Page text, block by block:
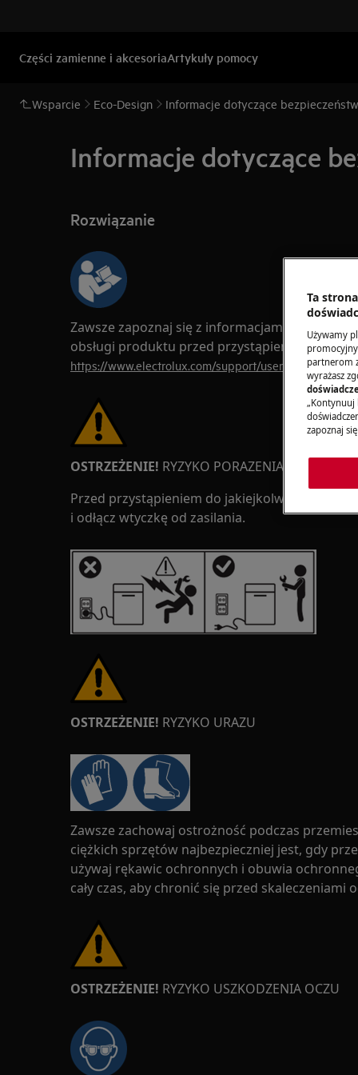
Części zamienne i akcesoriaArtykuły pomocy
Wsparcie Eco-Design Informacje dotyczące
Informacje dotyczące
Rozwiązanie
Zawsze zapoznaj się z informacjami
obsługi produktu przed przystąpieniem do
https://www.electrolux.com/support/user-manuals/
OSTRZEŻENIE! RYZYKO PORAZENIA PRĄDEM
Przed przystąpieniem do jakiejkolwiek naprawy
i odłącz wtyczkę od zasilania.
OSTRZEŻENIE! RYZYKO URAZU
Zawsze zachowaj ostrożność podczas
ciężkich sprzętów najbezpieczniej jest, gdy
używaj rękawic ochronnych i obuwia
cały czas, aby chronić się przed skaleczeniami
OSTRZEŻENIE! RYZYKO USZKODZENIA OCZU
Ta
Używamy
partnerom
wyrażasz
„Kontynuuj
zapoznaj